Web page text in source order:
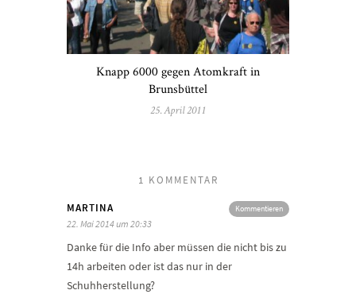
Knapp 6000 gegen Atomkraft in
Brunsbüttel
25. April 2011
1 KOMMENTAR
Kommentieren
MARTINA
22. Mai 2014 um 20:33
Danke für die Info aber müssen die nicht bis zu
14h arbeiten oder ist das nur in der
Schuhherstellung?